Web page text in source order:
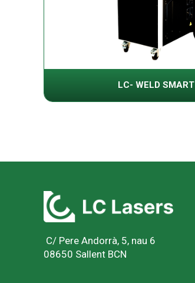
LC- WELD SMART
C/ Pere Andorrà, 5, nau 6
08650 Sallent BCN